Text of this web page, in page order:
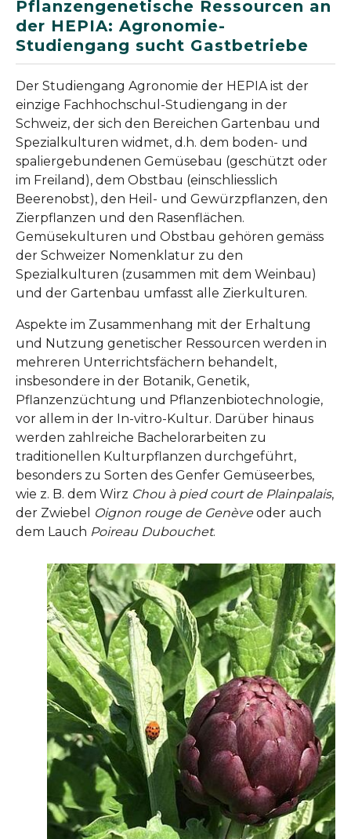
Pflanzengenetische Ressourcen an
der HEPIA: Agronomie-
Studiengang sucht Gastbetriebe
Der Studiengang Agronomie der HEPIA ist der
einzige Fachhochschul-Studiengang in der
Schweiz, der sich den Bereichen Gartenbau und
Spezialkulturen widmet, d.h. dem boden- und
spaliergebundenen Gemüsebau (geschützt oder
im Freiland), dem Obstbau (einschliesslich
Beerenobst), den Heil- und Gewürzpflanzen, den
Zierpflanzen und den Rasenflächen.
Gemüsekulturen und Obstbau gehören gemäss
der Schweizer Nomenklatur zu den
Spezialkulturen (zusammen mit dem Weinbau)
und der Gartenbau umfasst alle Zierkulturen.
Aspekte im Zusammenhang mit der Erhaltung
und Nutzung genetischer Ressourcen werden in
mehreren Unterrichtsfächern behandelt,
insbesondere in der Botanik, Genetik,
Pflanzenzüchtung und Pflanzenbiotechnologie,
vor allem in der In-vitro-Kultur. Darüber hinaus
werden zahlreiche Bachelorarbeiten zu
traditionellen Kulturpflanzen durchgeführt,
besonders zu Sorten des Genfer Gemüseerbes,
wie z. B. dem Wirz Chou à pied court de Plainpalais,
der Zwiebel
Oignon rouge de Genèveoder auch
dem Lauch Poireau Dubouchet.